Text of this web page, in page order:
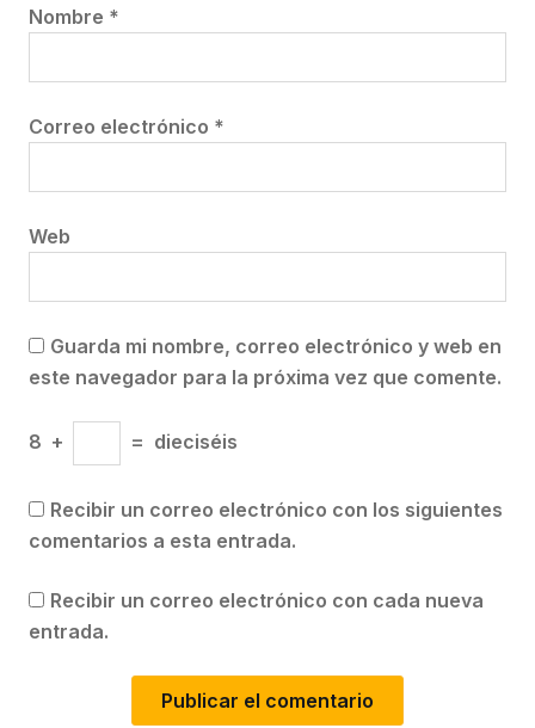
Nombre *
Correo electrónico *
Web
Guarda mi nombre, correo electrónico y web en
este navegador para la próxima vez que comente.
8 + = dieciséis
Recibir un correo electrónico con los siguientes
comentarios a esta entrada.
Recibir un correo electrónico con cada nueva
entrada.